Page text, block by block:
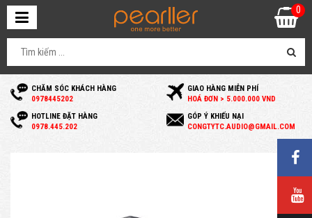
CHĂM SÓC KHÁCH HÀNG
0978445202
GIAO HÀNG MIỄN PHÍ
HOÁ ĐƠN > 5.000.000 VND
HOTLINE ĐẶT HÀNG
0978.445.202
GÓP Ý KHIẾU NẠI
CONGTYTC.AUDIO@GMAIL.COM
0